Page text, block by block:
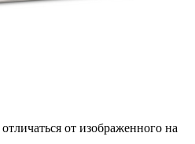
от изображенного на